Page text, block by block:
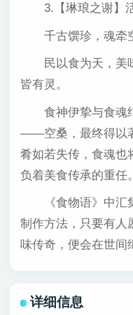
3.【琳琅之谢】活
千古馔珍，魂牵空
民以食为天，美
皆有灵。
食神伊挚与食魂
——空桑，最终得以
肴如若失传，食魂也
负着美食传承的重任。
《食物语》中汇集
制作方法，只要有人
味传奇，便会在世间
详细信息